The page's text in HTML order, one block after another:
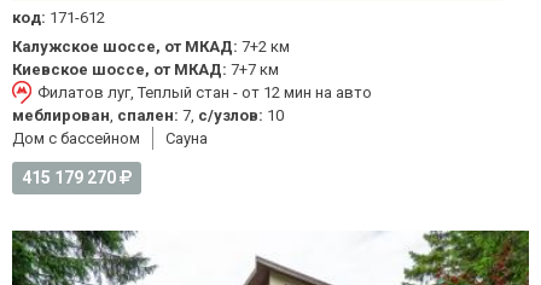
код: 171-612
Калужское шоссе, от МКАД: 7+2 км
Киевское шоссе, от МКАД: 7+7 км
Филатов луг, Теплый стан - от 12 мин на авто
меблирован спален: 7, с/узлов: 10
Дом с бассейном
Cауна
415 179 270